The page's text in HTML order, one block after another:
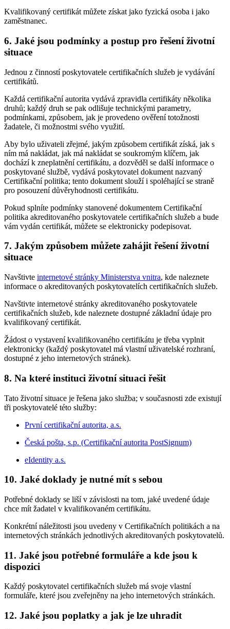
Kvalifikovaný certifikát můžete získat jako fyzická osoba i jako
zaměstnanec.
6. Jaké jsou podmínky a postup pro řešení životní
situace
Jednou z činností poskytovatele certifikačních služeb je vydávání
certifikátů.
Každá certifikační autorita vydává zpravidla certifikáty několika
druhů; každý druh se pak odlišuje technickými parametry,
podmínkami, způsobem, jak je provedeno ověření totožnosti
žadatele, či možnostmi svého využití.
Aby bylo uživateli zřejmé, jakým způsobem certifikát získá, jak s
ním má nakládat, jak má nakládat se soukromým klíčem, jak
dochází k zneplatnění certifikátu, a dozvěděl se další informace o
poskytované službě, vydává poskytovatel dokument nazvaný
Certifikační politika; tento dokument slouží i spoléhající se straně
pro posouzení důvěryhodnosti certifikátu.
Pokud splníte podmínky stanovené dokumentem Certifikační
politika akreditovaného poskytovatele certifikačních služeb a bude
vám vydán certifikát, můžete se elektronicky podepisovat.
7. Jakým způsobem můžete zahájit řešení životní
situace
Navštivte internetové stránky Ministerstva vnitra, kde naleznete
informace o akreditovaných poskytovatelích certifikačních služeb.
Navštivte internetové stránky akreditovaného poskytovatele
certifikačních služeb, kde naleznete dostupné základní údaje pro
kvalifikovaný certifikát.
Žádost o vystavení kvalifikovaného certifikátu je třeba vyplnit
elektronicky (každý poskytovatel má vlastní uživatelské rozhraní,
dostupné z jeho internetových stránek).
8. Na které instituci životní situaci řešit
Tato životní situace je řešena jako služba; v současnosti zde existují
tři poskytovatelé této služby:
První certifikační autorita, a.s.
Česká pošta, s.p. (Certifikační autorita PostSignum)
eIdentity a.s.
10. Jaké doklady je nutné mít s sebou
Potřebné doklady se liší v závislosti na tom, jaké uvedené údaje
chce mít žadatel v kvalifikovaném certifikátu.
Konkrétní náležitosti jsou uvedeny v Certifikačních politikách a na
internetových stránkách jednotlivých akreditovaných poskytovatelů.
11. Jaké jsou potřebné formuláře a kde jsou k
dispozici
Každý poskytovatel certifikačních služeb má svoje vlastní
formuláře, které jsou zveřejněny na jeho internetových stránkách.
12. Jaké jsou poplatky a jak je lze uhradit